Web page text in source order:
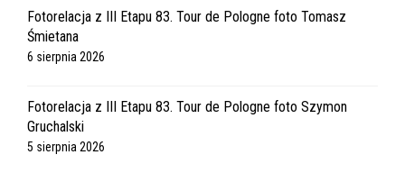
Fotorelacja z III Etapu 83. Tour de Pologne foto Tomasz
Śmietana
6 sierpnia 2026
Fotorelacja z III Etapu 83. Tour de Pologne foto Szymon
Gruchalski
5 sierpnia 2026